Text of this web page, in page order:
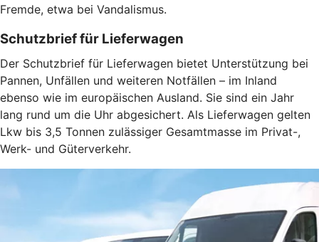
Fremde, etwa bei Vandalismus.
Schutzbrief für Lieferwagen
Der Schutzbrief für Lieferwagen bietet Unterstützung bei
Pannen, Unfällen und weiteren Notfällen – im Inland
ebenso wie im europäischen Ausland. Sie sind ein Jahr
lang rund um die Uhr abgesichert. Als Lieferwagen gelten
Lkw bis 3,5 Tonnen zulässiger Gesamtmasse im Privat-,
Werk- und Güterverkehr.